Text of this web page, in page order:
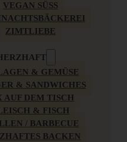
VEGAN SÜSS
ZIMTLIEBE
& GEMÜSE
& SANDWICHES
AUF DEM TISCH
& FISCH
/ BARBECUE
BACKEN